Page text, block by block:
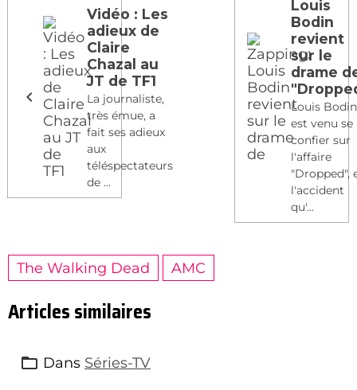
Vidéo : Les
adieux de
Claire
Chazal au
JT de TF1
La journaliste,
très émue, a
fait ses adieux
aux
téléspectateurs
de ...
Louis
Bodin
revient
sur le
drame
Louis Bodin
est venu se
confier sur
l'affaire
"Dropped",
l'accident
qu'...
The Walking Dead AMC
Articles similaires
Dans Séries-TV